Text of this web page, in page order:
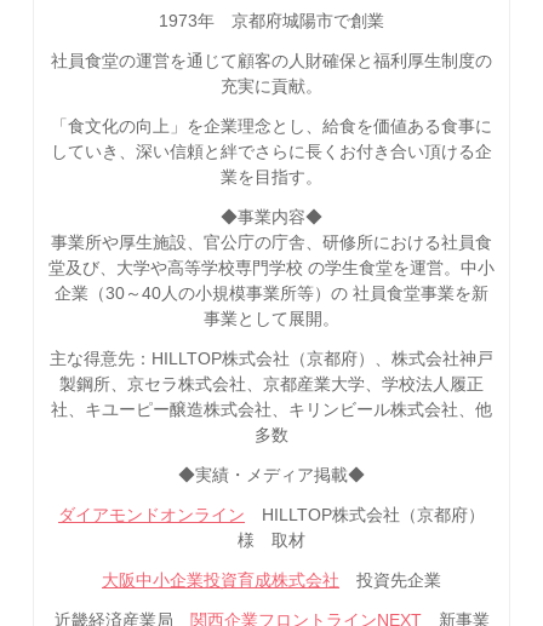
1973年 京都府城陽市で創業
社員食堂の運営を通じて顧客の人財確保と福利厚生制度の
充実に貢献。
「食文化の向上」を企業理念とし、給食を価値ある食事に
していき、深い信頼と絆でさらに長くお付き合い頂ける企
業を目指す。
◆事業内容◆
事業所や厚生施設、官公庁の庁舎、研修所における社員食
堂及び、大学や高等学校専門学校 の学生食堂を運営。中小
企業（30～40人の小規模事業所等）の 社員食堂事業を新
事業として展開。
主な得意先：HILLTOP株式会社（京都府）、株式会社神戸
製鋼所、京セラ株式会社、京都産業大学、学校法人履正
社、キユーピー醸造株式会社、キリンビール株式会社、他
多数
◆実績・メディア掲載◆
ダイアモンドオンライン HILLTOP株式会社（京都府）
様 取材
大阪中小企業投資育成株式会社 投資先企業
近畿経済産業局 関西企業フロントラインNEXT新事業